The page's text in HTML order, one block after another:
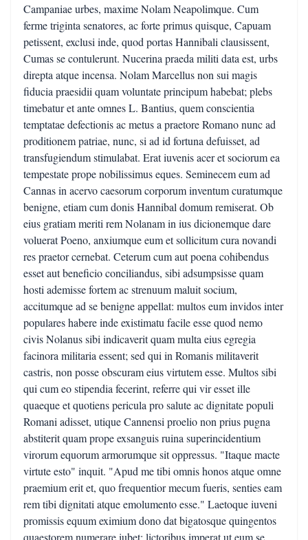
Campaniae urbes, maxime Nolam Neapolimque. Cum
ferme triginta senatores, ac forte primus quisque, Capuam
petissent, exclusi inde, quod portas Hannibali clausissent,
Cumas se contulerunt. Nucerina praeda militi data est, urbs
direpta atque incensa. Nolam Marcellus non sui magis
fiducia praesidii quam voluntate principum habebat; plebs
timebatur et ante omnes L. Bantius, quem conscientia
temptatae defectionis ac metus a praetore Romano nunc ad
proditionem patriae, nunc, si ad id fortuna defuisset, ad
transfugiendum stimulabat. Erat iuvenis acer et sociorum ea
tempestate prope nobilissimus eques. Seminecem eum ad
Cannas in acervo caesorum corporum inventum curatumque
benigne, etiam cum donis Hannibal domum remiserat. Ob
eius gratiam meriti rem Nolanam in ius dicionemque dare
voluerat Poeno, anxiumque eum et sollicitum cura novandi
res praetor cernebat. Ceterum cum aut poena cohibendus
esset aut beneficio conciliandus, sibi adsumpsisse quam
hosti ademisse fortem ac strenuum maluit socium,
accitumque ad se benigne appellat: multos eum invidos inter
populares habere inde existimatu facile esse quod nemo
civis Nolanus sibi indicaverit quam multa eius egregia
facinora militaria essent; sed qui in Romanis militaverit
castris, non posse obscuram eius virtutem esse. Multos sibi
qui cum eo stipendia fecerint, referre qui vir esset ille
quaeque et quotiens pericula pro salute ac dignitate populi
Romani adisset, utique Cannensi proelio non prius pugna
abstiterit quam prope exsanguis ruina superincidentium
virorum equorum armorumque sit oppressus. "Itaque macte
virtute esto" inquit. "Apud me tibi omnis honos atque omne
praemium erit et, quo frequentior mecum fueris, senties eam
rem tibi dignitati atque emolumento esse." Laetoque iuveni
promissis equum eximium dono dat bigatosque quingentos
quaestorem numerare iubet; lictoribus imperat ut eum se